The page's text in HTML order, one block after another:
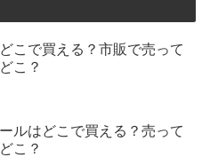
こで買える？市販で売って
こ？
ルはどこで買える？売って
こ？